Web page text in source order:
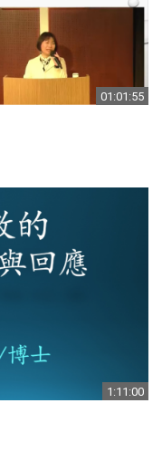
01:01:55
1:11:00